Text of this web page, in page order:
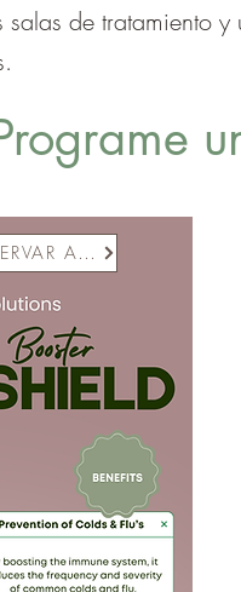
salas de tratamiento
RESERVAR AHORA